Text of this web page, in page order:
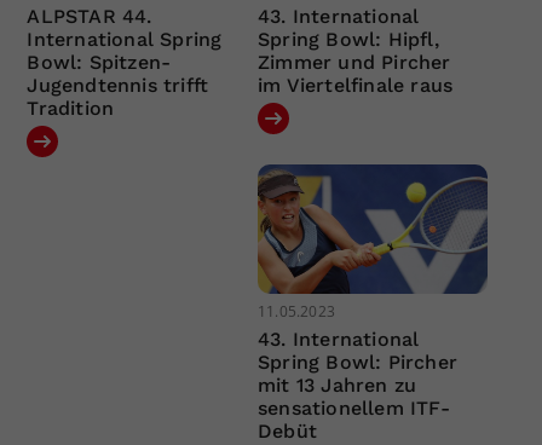
ALPSTAR 44.
International Spring
Bowl: Spitzen-
Jugendtennis trifft
Tradition
43. International
Spring Bowl: Hipfl,
Zimmer und Pircher
im Viertelfinale raus
11.05.2023
43. International
Spring Bowl: Pircher
mit 13 Jahren zu
sensationellem ITF-
Debüt